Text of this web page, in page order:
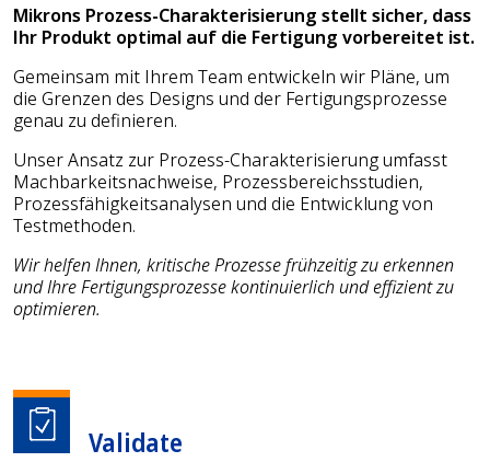
Mikrons Prozess-Charakterisierung stellt sicher, dass
Ihr Produkt optimal auf die Fertigung vorbereitet ist.
Gemeinsam mit Ihrem Team entwickeln wir Pläne, um
die Grenzen des Designs und der Fertigungsprozesse
genau zu definieren.
Unser Ansatz zur Prozess-Charakterisierung umfasst
Machbarkeitsnachweise, Prozessbereichsstudien,
Prozessfähigkeitsanalysen und die Entwicklung von
Testmethoden.
Wir helfen Ihnen, kritische Prozesse frühzeitig zu erkennen
und Ihre Fertigungsprozesse kontinuierlich und effizient zu
optimieren.
Validate